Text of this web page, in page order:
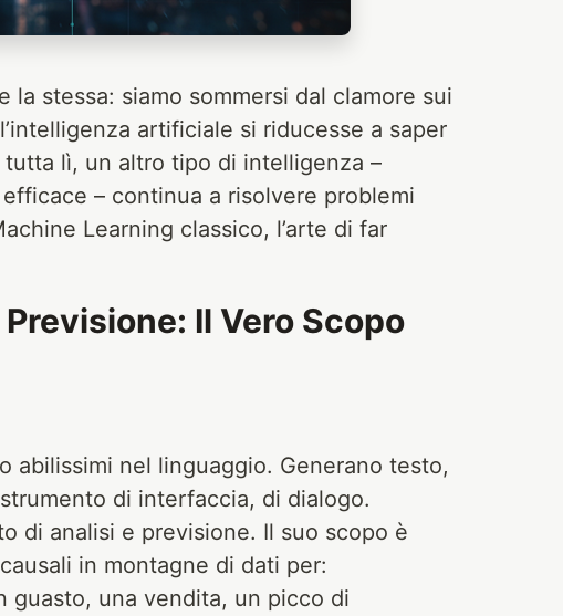
stessa: siamo sommersi dal clamore sui
artificiale si riducesse a saper
lì, un altro tipo di intelligenza –
– continua a risolvere problemi
Learning classico, l’arte di far
Il Vero Scopo
abilissimi nel linguaggio. Generano testo,
di interfaccia, di dialogo.
di analisi e previsione. Il suo scopo è
in montagne di dati per:
guasto, una vendita, un picco di